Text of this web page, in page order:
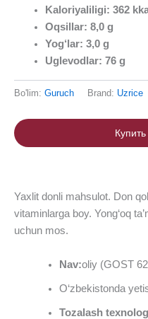
Kaloriyaliligi: 362
Oqsillar: 8,0 g
Yog‘lar: 3,0 g
Uglevodlar: 76 g
Bo'lim: Guruch Brand: Uzrice
Yaxlit donli mahsulot. Don
vitaminlarga boy. Yong‘oq
uchun mos.
Nav:oliy (GOST
O‘zbekistonda
Tozalash